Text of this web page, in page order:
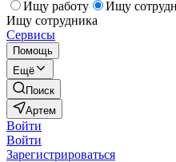
Ищу работу
Ищу
Ищу сотрудника
Сервисы
Помощь
Ещё
Поиск
Артем
Войти
Войти
Зарегистрироваться